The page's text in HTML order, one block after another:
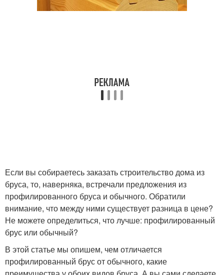
Если вы собираетесь заказать строительство дома из
бруса, то, наверняка, встречали предложения из
профилированного бруса и обычного. Обратили
внимание, что между ними существует разница в цене?
Не можете определиться, что лучше: профилированный
брус или обычный?
В этой статье мы опишем, чем отличается
профилированный брус от обычного, какие